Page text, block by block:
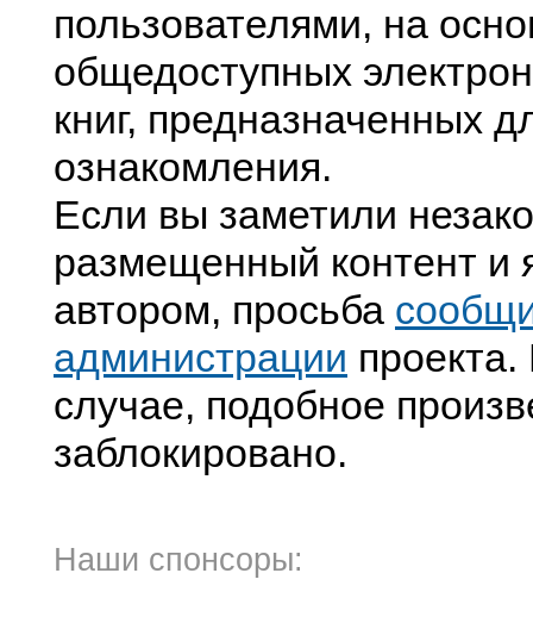
пользователями, на
общедоступных
книг, предназначенных
ознакомления.
Если вы заметили
размещенный контент и
автором, просьба
администрации
случае, подобное
заблокировано.
Наши спонсоры: